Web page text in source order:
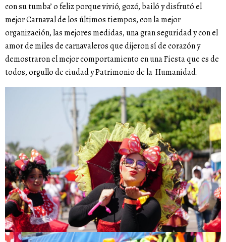
con su tumba’ o feliz porque vivió, gozó, bailó y disfrutó el
mejor Carnaval de los últimos tiempos, con la mejor
organización, las mejores medidas, una gran seguridad y con el
amor de miles de carnavaleros que dijeron sí de corazón y
demostraron el mejor comportamiento en una Fiesta que es de
todos, orgullo de ciudad y Patrimonio de la Humanidad.